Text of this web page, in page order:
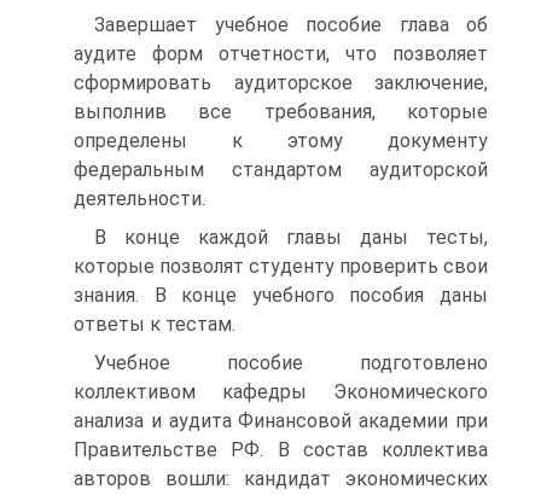
Завершает учебное пособие глава об
аудите форм отчетности, что позволяет
сформировать аудиторское заключение,
выполнив все требования, которые
определены к этому документу
федеральным стандартом аудиторской
деятельности.
В конце каждой главы даны тесты,
которые позволят студенту проверить свои
знания. В конце учебного пособия даны
ответы к тестам.
Учебное пособие подготовлено
коллективом кафедры Экономического
анализа и аудита Финансовой академии при
Правительстве РФ. В состав коллектива
авторов вошли: кандидат экономических